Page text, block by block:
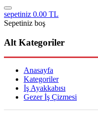
sepetiniz 0.00 TL
Sepetiniz boş
Alt Kategoriler
Anasayfa
Kategoriler
İş Ayakkabısı
Gezer İş Çizmesi